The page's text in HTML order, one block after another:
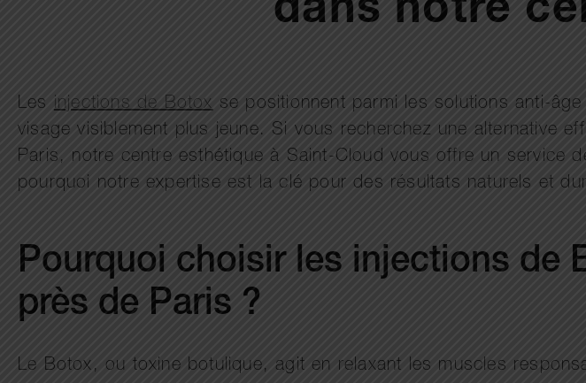
dans notre
Les injections de Botoxse positionnent parmi les solutions anti-
visage visiblement plus jeune. Si vous recherchez une alternative
Paris, notre centre esthétique à Saint-Cloud vous offre un service
pourquoi notre expertise est la clé pour des résultats naturels et
Pourquoi choisir les injections de
près de Paris ?
Le Botox, ou toxine botulique, agit en relaxant les muscles